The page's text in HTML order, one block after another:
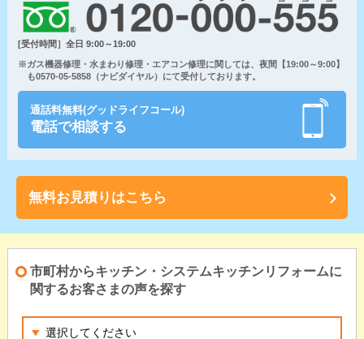
[受付時間］全日 9:00～19:00
※ガス機器修理・水まわり修理・エアコン修理に関しては、夜間【19:00～9:00】
も0570-05-5858（ナビダイヤル）にて受付しております。
通話料無料(グッドライフコール)
電話で相談する
無料お見積りはこちら
市町村からキッチン・システムキッチンリフォームに
関するお客さまの声を探す